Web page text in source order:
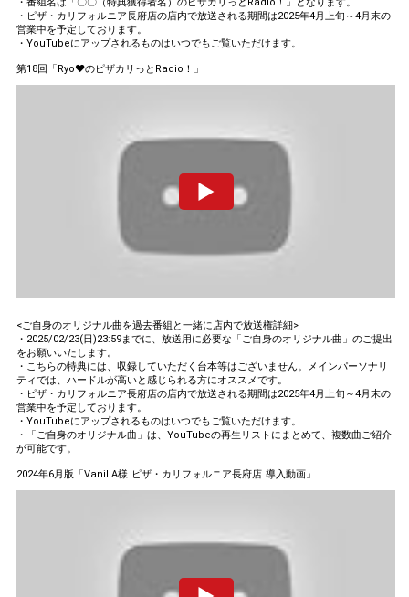
・番組名は「〇〇（特典獲得者名）のピザカリっとRadio！」となります。
・ピザ・カリフォルニア長府店の店内で放送される期間は2025年4月上旬～4月末の
営業中を予定しております。
・YouTubeにアップされるものはいつでもご覧いただけます。
第18回「Ryo♥のピザカリっとRadio！」
<ご自身のオリジナル曲を過去番組と一緒に店内で放送権詳細>
・2025/02/23(日)23:59までに、放送用に必要な「ご自身のオリジナル曲」のご提出
をお願いいたします。
・こちらの特典には、収録していただく台本等はございません。メインパーソナリ
ティでは、ハードルが高いと感じられる方にオススメです。
・ピザ・カリフォルニア長府店の店内で放送される期間は2025年4月上旬～4月末の
営業中を予定しております。
・YouTubeにアップされるものはいつでもご覧いただけます。
・「ご自身のオリジナル曲」は、YouTubeの再生リストにまとめて、複数曲ご紹介
が可能です。
2024年6月版「VanillA様 ピザ・カリフォルニア長府店 導入動画」